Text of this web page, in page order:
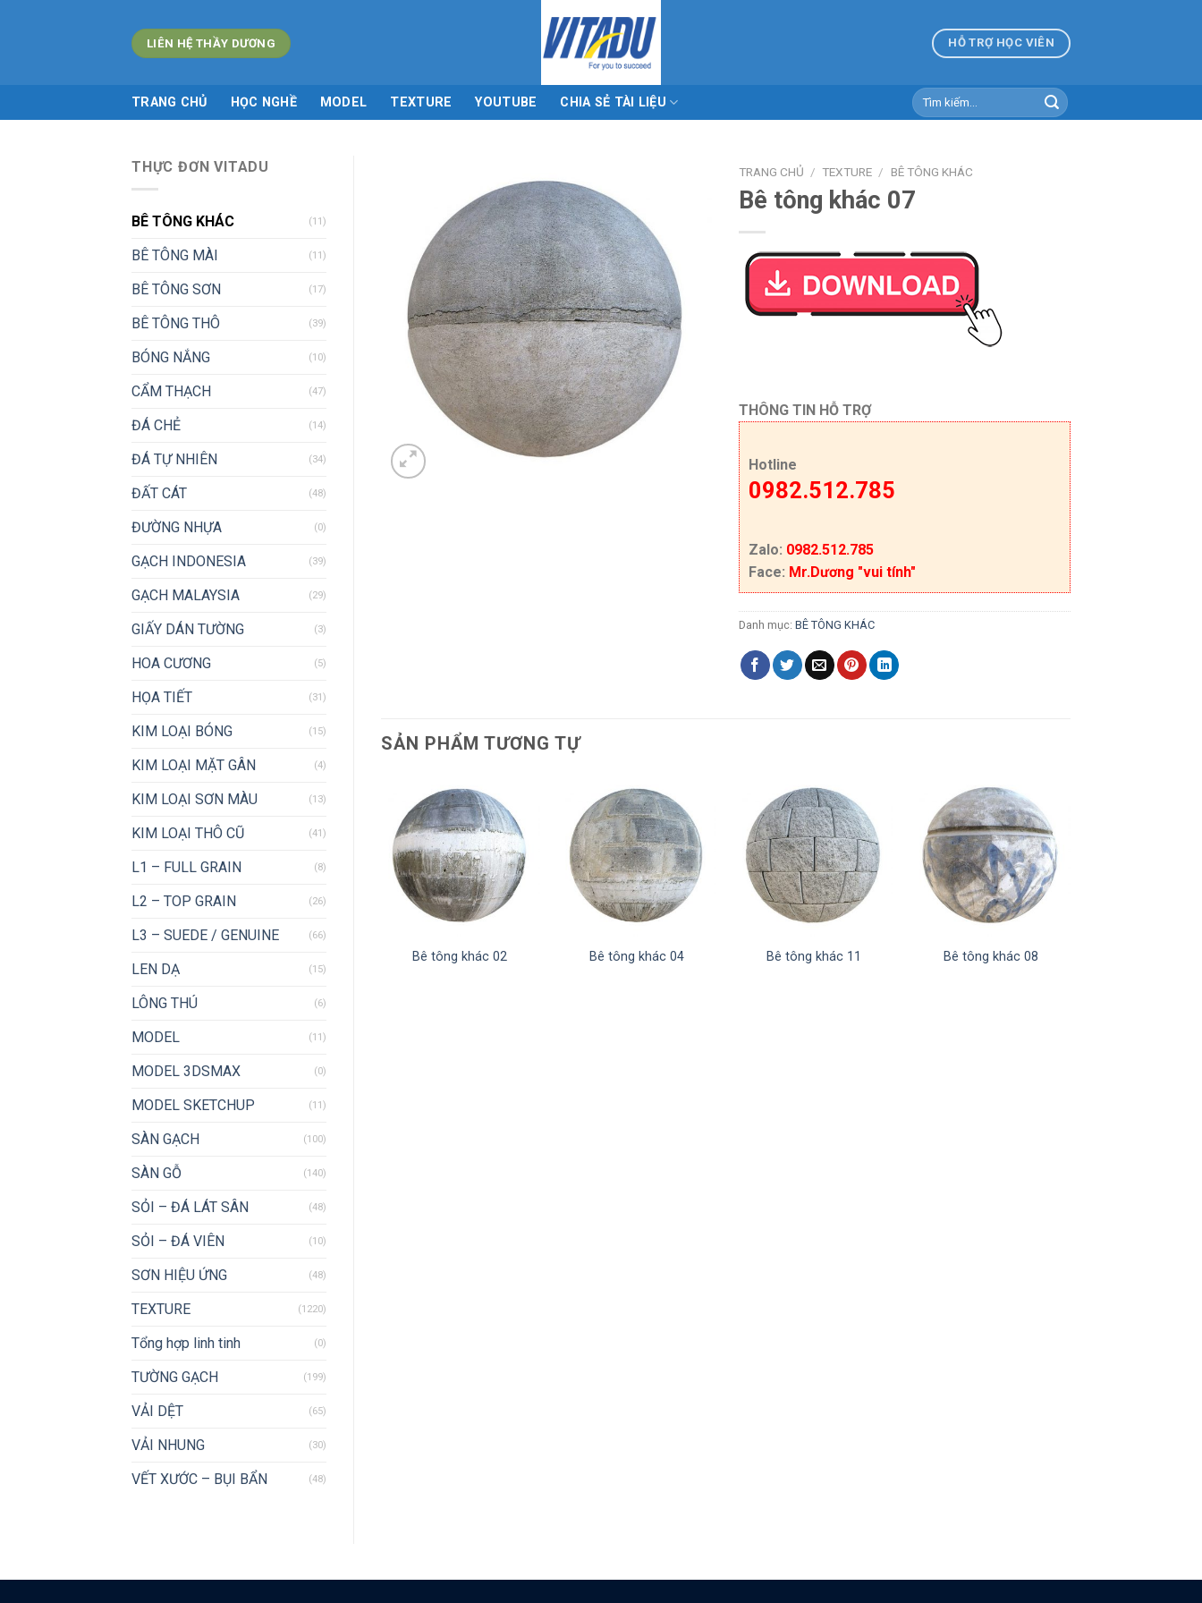
LIÊN HỆ THẦY DƯƠNG HỖ TRỢ HỌC VIÊN
TRANG CHỦ HỌC NGHỀ MODEL TEXTURE YOUTUBE CHIA SẺ TÀI LIỆU
Tìm
kiếm:
THỰC ĐƠN VITADU
BÊ TÔNG KHÁC (11)
BÊ TÔNG MÀI (11)
BÊ TÔNG SƠN (17)
BÊ TÔNG THÔ (39)
BÓNG NẮNG (10)
CẨM THẠCH (47)
ĐÁ CHẺ (14)
ĐÁ TỰ NHIÊN (34)
ĐẤT CÁT (48)
ĐƯỜNG NHỰA (0)
GẠCH INDONESIA (39)
GẠCH MALAYSIA (29)
GIẤY DÁN TƯỜNG (3)
HOA CƯƠNG (5)
HỌA TIẾT (31)
KIM LOẠI BÓNG (15)
KIM LOẠI MẶT GÂN (4)
KIM LOẠI SƠN MÀU (13)
KIM LOẠI THÔ CŨ (41)
L1 – FULL GRAIN (8)
L2 – TOP GRAIN (26)
L3 – SUEDE / GENUINE (66)
LEN DẠ (15)
LÔNG THÚ (6)
MODEL (11)
MODEL 3DSMAX (0)
MODEL SKETCHUP (11)
SÀN GẠCH (100)
SÀN GỖ (140)
SỎI – ĐÁ LÁT SÂN (48)
SỎI – ĐÁ VIÊN (10)
SƠN HIỆU ỨNG (48)
TEXTURE (1220)
Tổng hợp linh tinh (0)
TƯỜNG GẠCH (199)
VẢI DỆT (65)
VẢI NHUNG (30)
VẾT XƯỚC – BỤI BẨN (48)
TRANG CHỦ / TEXTURE / BÊ TÔNG KHÁC
Bê tông khác 07
THÔNG TIN HỖ TRỢ
Hotline
0982.512.785
Zalo: 0982.512.785
Face: Mr.Dương "vui tính"
Danh mục:BÊ TÔNG KHÁC
SẢN PHẨM TƯƠNG TỰ
Bê tông khác 02 Bê tông khác 04 Bê tông khác 11 Bê tông khác 08